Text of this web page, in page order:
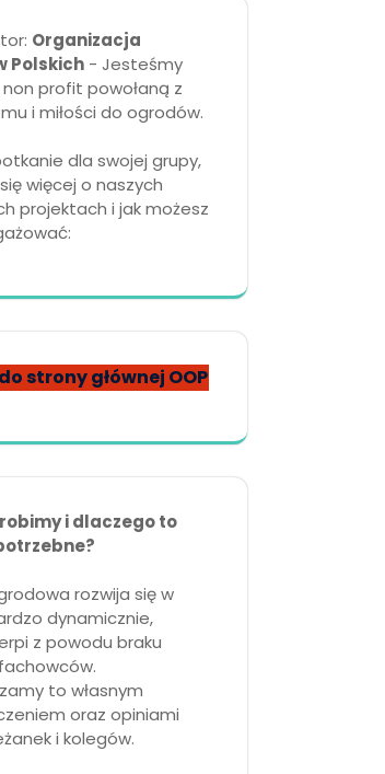
Organizacja
Polskich - Jesteśmy
profit powołaną z
i miłości do ogrodów.
dla swojej grupy,
więcej o naszych
projektach i jak możesz
strony głównej OOP
i dlaczego to
rozwija się w
dynamicznie,
z powodu braku
to własnym
oraz opiniami
i kolegów.